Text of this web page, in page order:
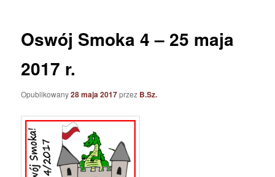
Oswój Smoka 4 – 25 maja
2017 r.
Opublikowany28 maja 2017przez B.Sz.